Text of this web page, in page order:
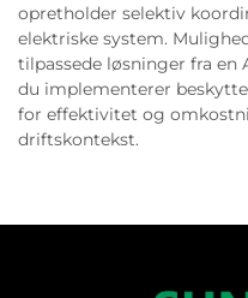
opretholder selektiv
elektriske system.
tilpassede løsninger fra en
du implementerer
for effektivitet og
driftskontekst.